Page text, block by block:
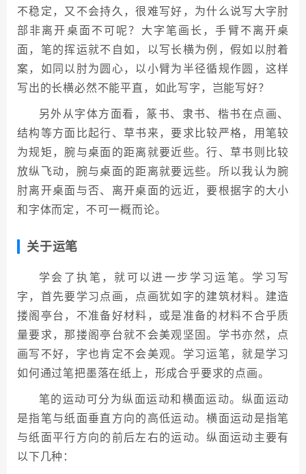
不稳定，又不会持久，很难写好，为什么说写大字肘
部非离开桌面不可呢？大字笔画长，手臂不离开桌
面，笔的挥运就不自如，以写长横为例，假如以肘着
案，如同以肘为圆心，以小臂为半径循规作圆，这样
写出的长横必然不能平直，如此写字，岂能写好？
另外从字体方面看，篆书、隶书、楷书在点画、
结构等方面比起行、草书来，要求比较严格，用笔较
为规矩，腕与桌面的距离就要近些。行、草书则比较
放纵飞动，腕与桌面的距离就要远些。所以我认为腕
肘离开桌面与否、离开桌面的远近，要根据字的大小
和字体而定，不可一概而论。
关于运笔
学会了执笔，就可以进一步学习运笔。学习写
字，首先要学习点画，点画犹如字的建筑材料。建造
搂阁亭台，不准备好材料，或是准备的材料不合乎质
量要求，那搂阁亭台就不会美观坚固。学书亦然，点
画写不好，字也肯定不会美观。学习运笔，就是学习
如何通过笔把墨落在纸上，形成合乎要求的点画。
笔的运动可分为纵面运动和横面运动。纵面运动
是指笔与纸面垂直方向的高低运动。横面运动是指笔
与纸面平行方向的前后左右的运动。纵面运动主要有
以下几种：